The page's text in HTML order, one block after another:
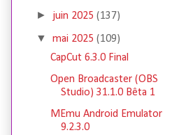
► juin 2025(137)
▼mai 2025(109)
CapCut 6.3.0 Final
Open Broadcaster (OBS
Studio) 31.1.0 Bêta 1
MEmu Android Emulator
9.2.3.0